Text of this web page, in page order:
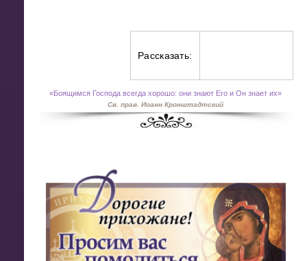
Рассказать:
«Боящимся Господа всегда хорошо: они знают Его и Он знает их»
Св. прав. Иоанн Кронштадтский